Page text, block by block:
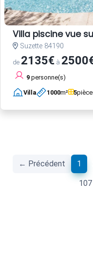
Villa piscine vue
Suzette 84190
de 2135€ à
9 personne(s)
Villa 1000m² 5
← Précédent 1
107